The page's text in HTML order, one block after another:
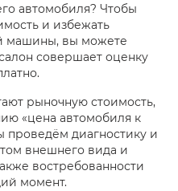
автомобиля? Чтобы
и избежать
машины, вы можете
совершает оценку
рыночную стоимость,
«цена автомобиля к
диагностику и
внешнего вида и
востребованности
момент.